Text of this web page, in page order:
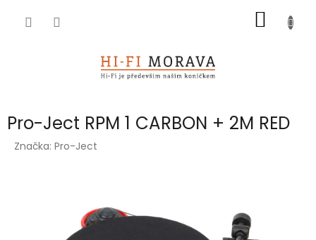
KOŠÍK
Pro-Ject RPM 1 CARBON + 2M RED
Značka: Pro-Ject